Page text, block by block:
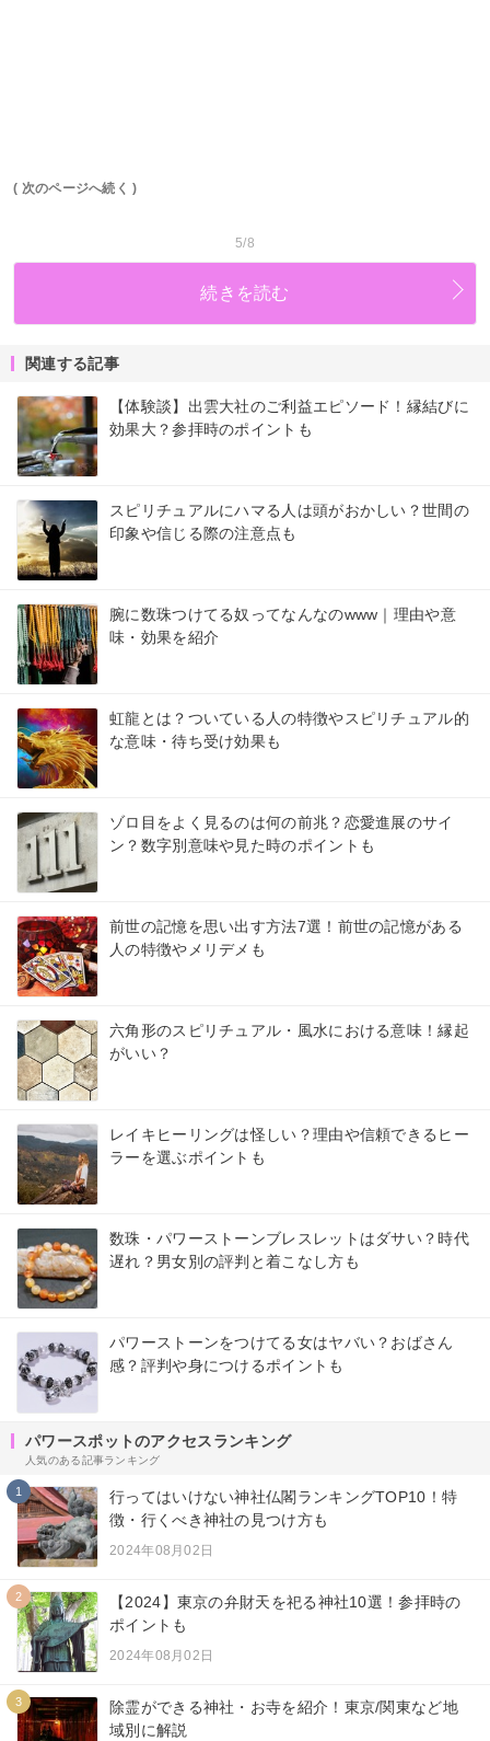
( 次のページへ続く )
5/8
続きを読む
関連する記事
【体験談】出雲大社のご利益エピソード！縁結びに
効果大？参拝時のポイントも
スピリチュアルにハマる人は頭がおかしい？世間の
印象や信じる際の注意点も
腕に数珠つけてる奴ってなんなのwww｜理由や意
味・効果を紹介
虹龍とは？ついている人の特徴やスピリチュアル的
な意味・待ち受け効果も
ゾロ目をよく見るのは何の前兆？恋愛進展のサイ
ン？数字別意味や見た時のポイントも
前世の記憶を思い出す方法7選！前世の記憶がある
人の特徴やメリデメも
六角形のスピリチュアル・風水における意味！縁起
がいい？
レイキヒーリングは怪しい？理由や信頼できるヒー
ラーを選ぶポイントも
数珠・パワーストーンブレスレットはダサい？時代
遅れ？男女別の評判と着こなし方も
パワーストーンをつけてる女はヤバい？おばさん
感？評判や身につけるポイントも
パワースポットのアクセスランキング
人気のある記事ランキング
1
行ってはいけない神社仏閣ランキングTOP10！特
徴・行くべき神社の見つけ方も
2024年08月02日
2
【2024】東京の弁財天を祀る神社10選！参拝時の
ポイントも
2024年08月02日
3
除霊ができる神社・お寺を紹介！東京/関東など地
域別に解説